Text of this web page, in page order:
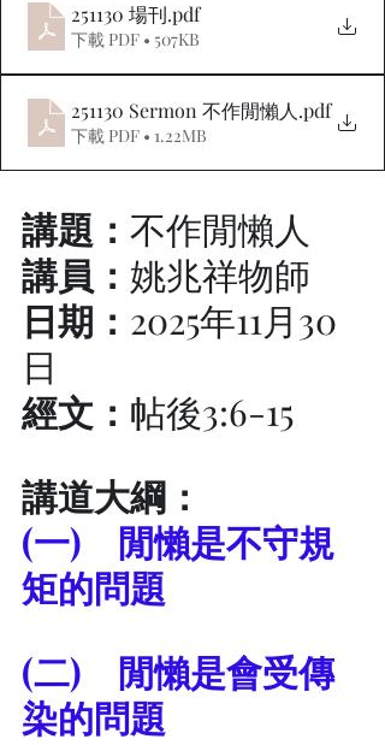
251130 場刊.pdf
下載 PDF • 507KB
251130 Sermon 不作閒懶人.pdf
下載 PDF • 1.22MB
講題： 不作閒懶人
講員： 姚兆祥物師
日期： 2025年11月30
日
經文： 帖後3:6-15
講道大綱：
(一)	閒懶是不守規
矩的問題
(二)	閒懶是會受傳
染的問題